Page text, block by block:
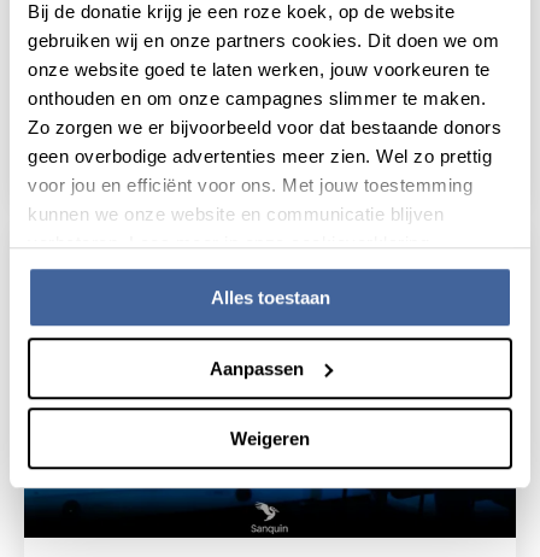
Bij de donatie krijg je een roze koek, op de website
gebruiken wij en onze partners cookies. Dit doen we om
onze website goed te laten werken, jouw voorkeuren te
onthouden en om onze campagnes slimmer te maken.
Zo zorgen we er bijvoorbeeld voor dat bestaande donors
geen overbodige advertenties meer zien. Wel zo prettig
voor jou en efficiënt voor ons. Met jouw toestemming
kunnen we onze website en communicatie blijven
verbeteren. Lees meer in onze cookieverklaring.
Alles toestaan
Aanpassen
Weigeren
Levens redden onder werktijd
Nieuws 25 juli 2022
lees nieuwsover levens redden onder werktijd